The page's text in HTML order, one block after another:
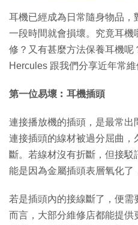
耳機已經成為日常隨身物品，
一段時間就會損壞。究竟耳機
修？又有甚麼方法保養耳機呢
Hercules 跟我們分享近年常維
第一位易壞︰耳機插頭
連接播放機的插頭，是最常
連接插頭的線材被過分屈曲
斷。若線材沒有折斷，但接
能是因為金屬插頭表層氧化了
若是插頭內的接線斷了，便
而言，大部分維修店都能提